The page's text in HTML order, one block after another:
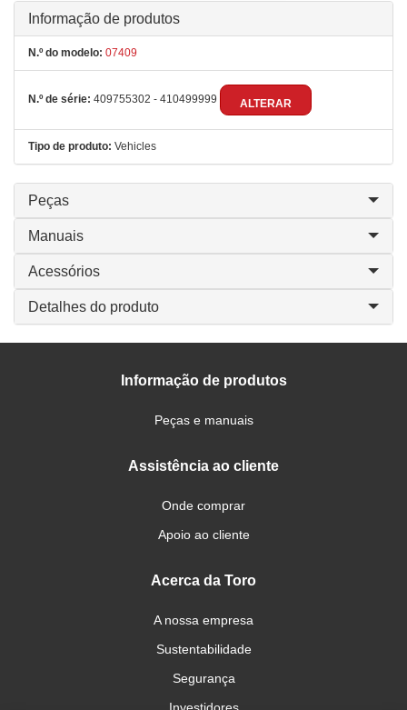
Informação de produtos
N.º do modelo: 07409
N.º de série: 409755302 - 410499999 ALTERAR
Tipo de produto: Vehicles
Peças
Manuais
Acessórios
Detalhes do produto
Informação de produtos
Peças e manuais
Assistência ao cliente
Onde comprar
Apoio ao cliente
Acerca da Toro
A nossa empresa
Sustentabilidade
Segurança